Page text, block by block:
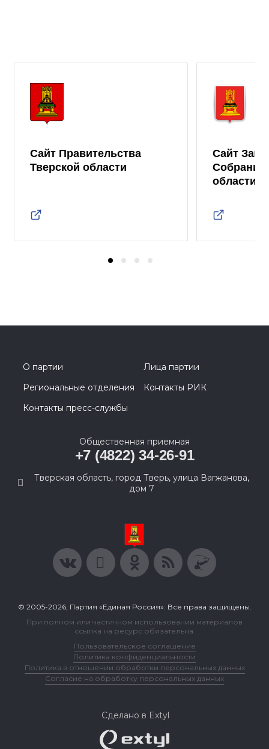
Сайт Правительства
Тверской области
Сайт
Собрания
области
О партии
Лица партии
Региональные отделения
Контакты РИК
Контакты пресс-службы
Общественная приемная
+7 (4822) 34-26-91
Тверская область, город Тверь, улица Вагжанова,
дом 7
© 2005-2026, Партия «Единая Россия». Все права защищены.
При полном или частичном использовании материалов
ссылка на ресурс обязательна.
Пользовательское соглашение
Политика конфиденциальности
Политика в отношении обработки персональных данных
Согласие на обработку персональных данных
Сделано в Extyl